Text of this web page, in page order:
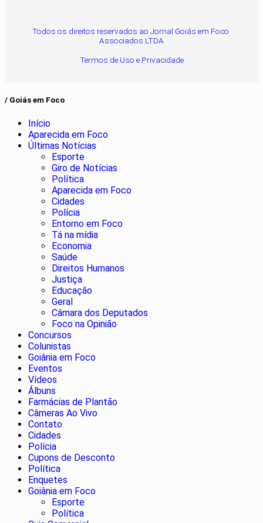
Todos os direitos reservados ao Jornal Goiás em Foco
Associados LTDA
Termos de Uso e Privacidade
/ Goiás em Foco
Início
Aparecida em Foco
Últimas Notícias
Esporte
Giro de Notícias
Política
Aparecida em Foco
Cidades
Polícia
Entorno em Foco
Tá na mídia
Economia
Saúde
Direitos Humanos
Justiça
Educação
Geral
Câmara dos Deputados
Foco na Opinião
Concursos
Colunistas
Goiânia em Foco
Eventos
Vídeos
Álbuns
Farmácias de Plantão
Câmeras Ao Vivo
Contato
Cidades
Polícia
Cupons de Desconto
Política
Enquetes
Goiânia em Foco
Esporte
Política